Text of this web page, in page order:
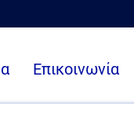
Επικοινωνία